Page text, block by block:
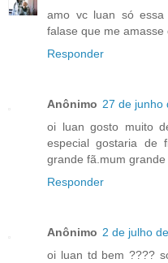
amo vc luan só
falase que me
Responder
Anônimo 27 de junho
oi luan gosto muito
especial gostaria de
grande fã.mum
Responder
Anônimo 2 de julho
oi luan td bem ????